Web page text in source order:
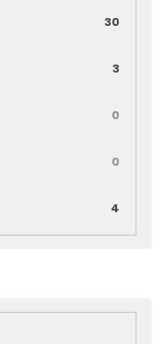
30
3
0
0
4